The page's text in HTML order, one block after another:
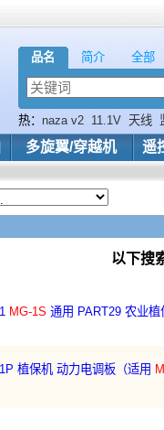
品名 简介 全部
热： naza v2 11.1V 天线
多旋翼/穿越机 遥
以下搜
MG-1S 通用 PART29 农业
植保机 动力电调板（适用